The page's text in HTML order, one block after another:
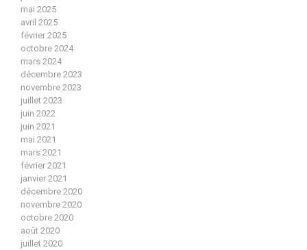
mai 2025
avril 2025
février 2025
octobre 2024
mars 2024
décembre 2023
novembre 2023
juillet 2023
juin 2022
juin 2021
mai 2021
mars 2021
février 2021
janvier 2021
décembre 2020
novembre 2020
octobre 2020
août 2020
juillet 2020